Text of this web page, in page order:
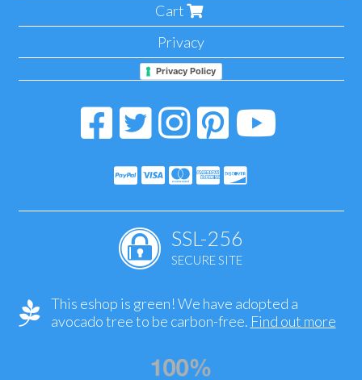
Cart
Privacy
Privacy Policy
SSL-256
SECURE SITE
This eshop is green! We have adopted a
avocado tree to be carbon-free. Find out more